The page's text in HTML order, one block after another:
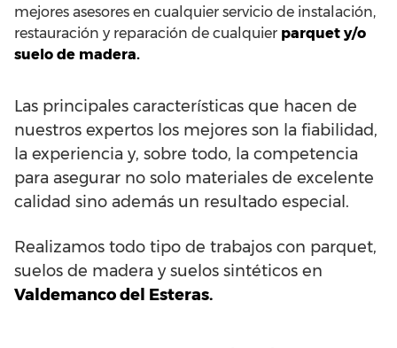
mejores asesores en cualquier servicio de instalación,
restauración y reparación de cualquier parquet y/o
suelo de madera.
Las principales características que hacen de
nuestros expertos los mejores son la fiabilidad,
la experiencia y, sobre todo, la competencia
para asegurar no solo materiales de excelente
calidad sino además un resultado especial.
Realizamos todo tipo de trabajos con parquet,
suelos de madera y suelos sintéticos en
Valdemanco del Esteras.